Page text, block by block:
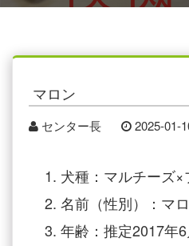
マロン
センター長 2025-01-
犬種：マルチーズ
名前（性別）：マ
年齢：推定2017年